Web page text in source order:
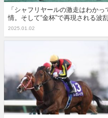
「シャフリヤールの激走はわか
情。そして“金杯”で再現される波
2025.01.02